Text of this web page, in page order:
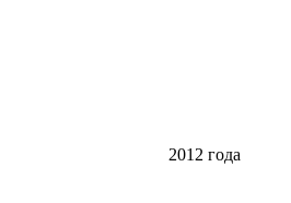
2012 года